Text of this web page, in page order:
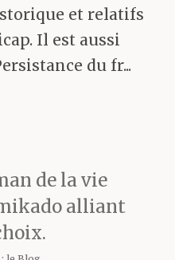
les
à
attirés
pulsations
et relatifs
Il est aussi
du fr...
de la vie
alliant